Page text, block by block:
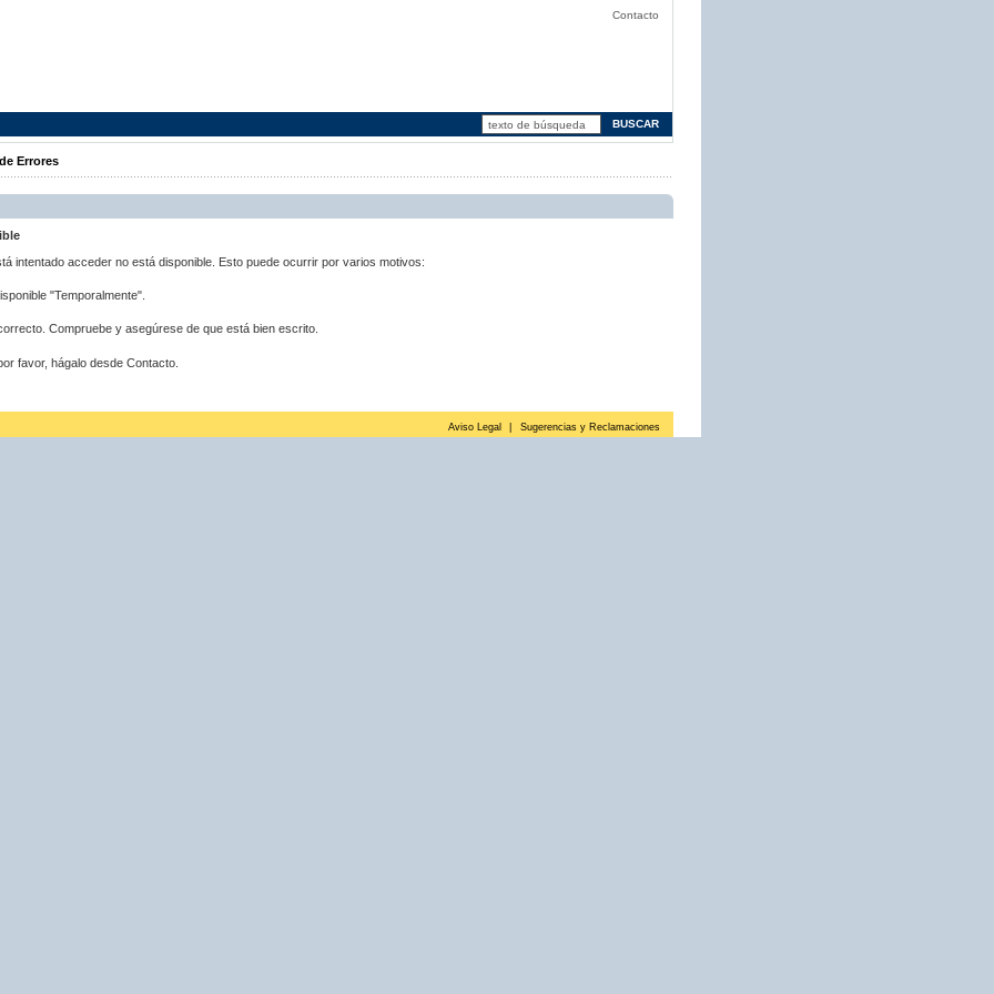
Contacto
Errores
intentado acceder no está disponible. Esto puede ocurrir por varios motivos:
"Temporalmente".
Compruebe y asegúrese de que está bien escrito.
favor, hágalo desde Contacto.
Aviso Legal Sugerencias y Reclamaciones